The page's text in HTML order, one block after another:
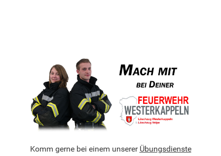
Komm gerne bei einem unserer Übungsdienste